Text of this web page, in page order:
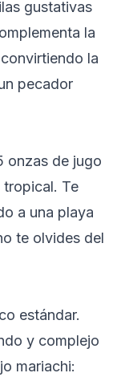
gustativas
la
la
pecador
onzas de jugo
tropical. Te
a una playa
te olvides del
estándar.
y complejo
mariachi: